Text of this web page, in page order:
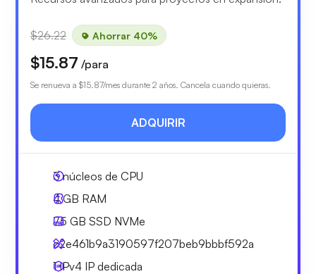
$26.22 Ahorrar 40%
$15.87 /para
Se renueva a $15.87/mes durante 2 años. Cancela cuando quieras.
ADQUIRIR
3núcleos de CPU
4 GB RAM
75 GB SSD NVMe
c2e461b9a3190597f207beb9bbbf592a
1 IPv4 IP dedicada